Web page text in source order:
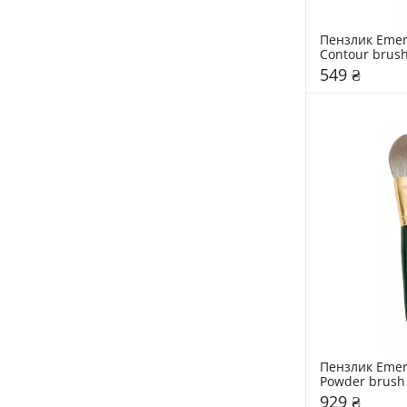
Пензлик
Contour
549 ₴
Пензлик
Powder
929 ₴